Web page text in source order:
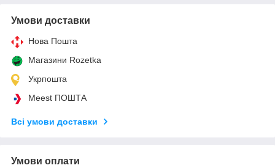
Умови доставки
Нова Пошта
Магазини Rozetka
Укрпошта
Meest ПОШТА
Всі умови доставки
Умови оплати